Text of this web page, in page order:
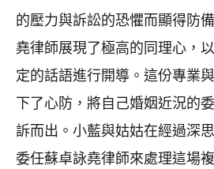
的壓力與訴訟的恐懼而顯得防
堯律師展現了極高的同理心，
定的話語進行開導。這份專業
下了心防，將自己婚姻近況的
訴而出。小藍與姑姑在經過深
委任蘇卓詠堯律師來處理這場